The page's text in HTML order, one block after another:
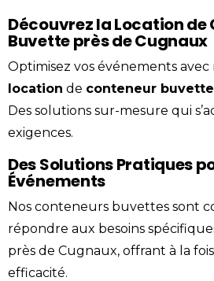
Découvrez la Location de
Buvette près de Cugnaux
Optimisez vos événements
location de conteneur buvette
Des solutions sur-mesure qui
exigences.
Des Solutions Pratiques
Événements
Nos conteneurs buvettes sont
répondre aux besoins
près de Cugnaux, offrant à la
efficacité.